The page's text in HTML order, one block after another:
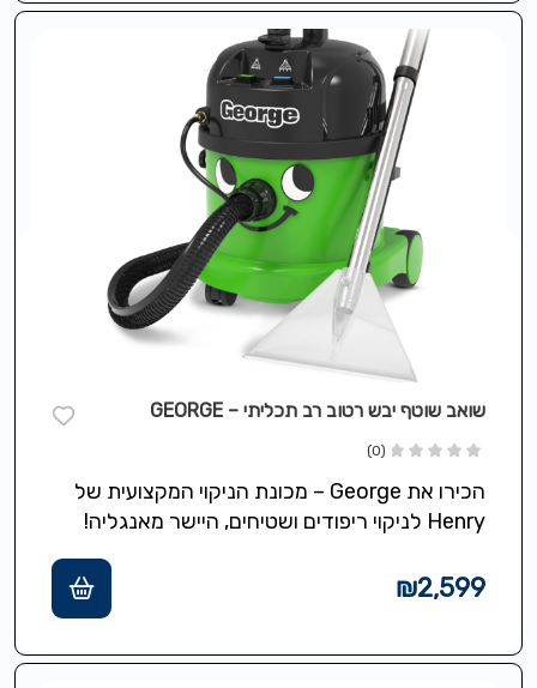
שואב שוטף יבש רטוב רב תכליתי – GEORGE
(0)
הכירו את George – מכונת הניקוי המקצועית של
Henry לניקוי ריפודים ושטיחים, היישר מאנגליה!
₪2,599